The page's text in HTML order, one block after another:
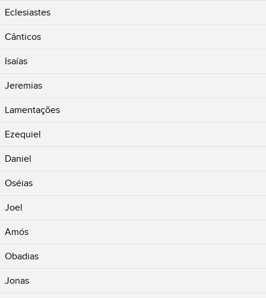
Eclesiastes
Cânticos
Isaías
Jeremias
Lamentações
Ezequiel
Daniel
Oséias
Joel
Amós
Obadias
Jonas